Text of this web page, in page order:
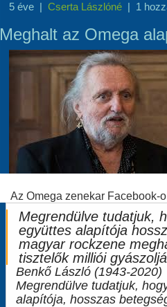
5 éve | Cserta Lászlóné | 1
Meghalt az Omega
Az Omega zenekar Facebook-
Megrendülve tudatjuk,
együttes alapítója
magyar rockzene
tisztelők milliói
Benkő László (1943-2020)
Megrendülve tudatjuk,
alapítója, hosszas